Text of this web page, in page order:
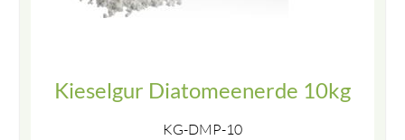
Kieselgur Diatomeenerde 10kg
KG-DMP-10